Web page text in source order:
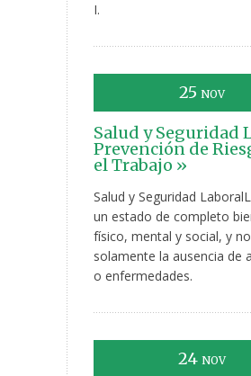
I.
25 NOV
Salud y Seguridad
Prevención de
el Trabajo »
Salud y Seguridad
un estado de completo
físico, mental y social, y no
solamente la ausencia de
o enfermedades.
24 NOV